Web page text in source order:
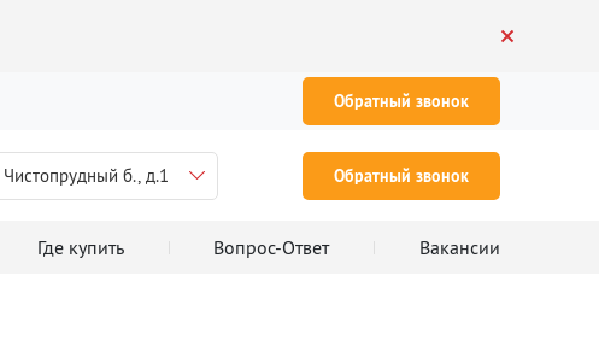
Обратный звонок
Чистопрудный б., д.1 Обратный звонок
Где купить Вопрос-Ответ Вакансии